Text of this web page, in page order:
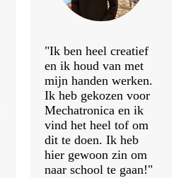
"Ik ben heel creatief
en ik houd van met
mijn handen werken.
Ik heb gekozen voor
Mechatronica en ik
vind het heel tof om
dit te doen. Ik heb
hier gewoon zin om
naar school te gaan!"